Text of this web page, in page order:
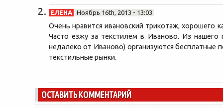
ЕЛЕНА Ноябрь 16th, 2013 - 13:03
Очень нравится ивановский трикотаж, хорошего
Часто езжу за текстилем в Иваново. Из нашего
недалеко от Иваново) организуются бесплатные
текстильные рынки.
ОСТАВИТЬ КОММЕНТАРИЙ